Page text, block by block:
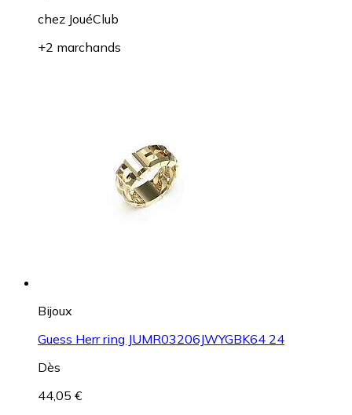
chez JouéClub
+2 marchands
Bijoux
Guess Herr ring JUMR03206JWYGBK64 24
Dès
44,05 €